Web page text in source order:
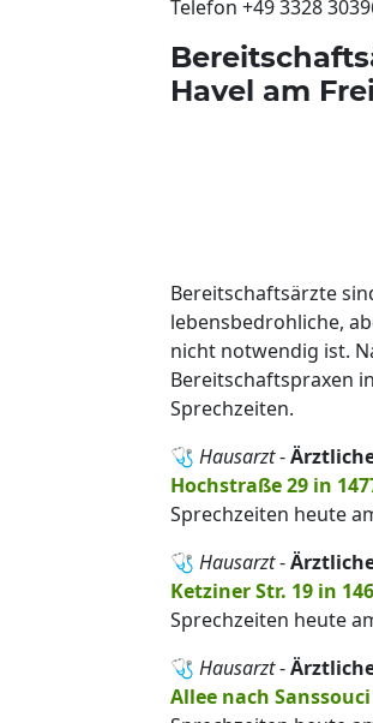
Telefon +49 3328
Havel am
Bereitschaftsärzte
lebensbedrohliche,
nicht notwendig ist.
Bereitschaftspraxen
Sprechzeiten.
🩺 Hausarzt-
Hochstraße 29 in
Sprechzeiten heute
🩺 Hausarzt-
Ketziner Str. 19 in
Sprechzeiten heute
🩺 Hausarzt-
Allee nach